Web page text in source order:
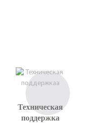
Техническая
поддержка